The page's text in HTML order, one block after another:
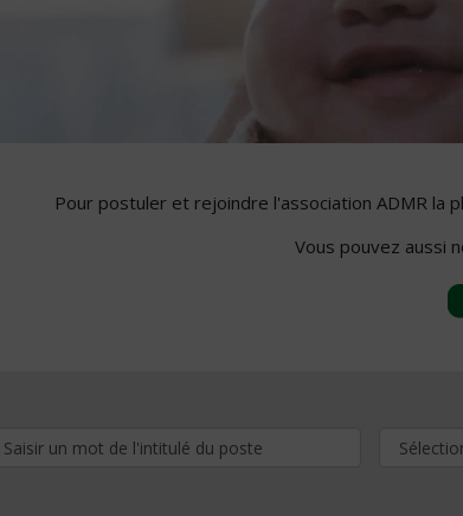
Pour postuler et rejoindre l'association ADMR la
Vous pouvez aussi